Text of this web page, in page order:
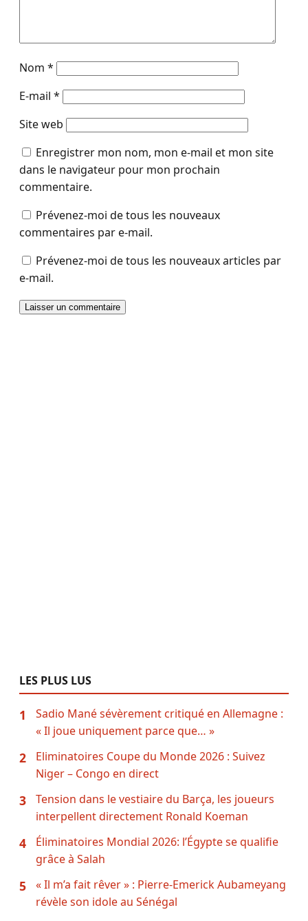
Nom *
E-mail *
Site web
Enregistrer mon nom, mon e-mail et mon site
dans le navigateur pour mon prochain
commentaire.
Prévenez-moi de tous les nouveaux
commentaires par e-mail.
Prévenez-moi de tous les nouveaux articles par
e-mail.
LES PLUS LUS
1
Sadio Mané sévèrement critiqué en Allemagne :
« Il joue uniquement parce que… »
2
Eliminatoires Coupe du Monde 2026 : Suivez
Niger – Congo en direct
3
Tension dans le vestiaire du Barça, les joueurs
interpellent directement Ronald Koeman
4
Éliminatoires Mondial 2026: l’Égypte se qualifie
grâce à Salah
5
« Il m’a fait rêver » : Pierre-Emerick Aubameyang
révèle son idole au Sénégal